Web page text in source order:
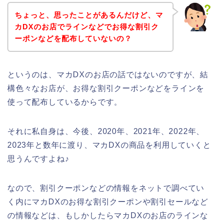
ちょっと、思ったことがあるんだけど、マ
カDXのお店でラインなどでお得な割引ク
ーポンなどを配布していないの？
というのは、マカDXのお店の話ではないのですが、結
構色々なお店が、お得な割引クーポンなどをラインを
使って配布しているからです。
それに私自身は、今後、2020年、2021年、2022年、
2023年と数年に渡り、マカDXの商品を利用していくと
思うんですよね♪
なので、割引クーポンなどの情報をネットで調べてい
く内にマカDXのお得な割引クーポンや割引セールなど
の情報などは、もしかしたらマカDXのお店のラインな